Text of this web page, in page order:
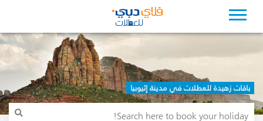
باقات زهيدة للعطلات في مدينة إثيوبيا